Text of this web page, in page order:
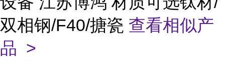
双相钢/F40/搪瓷 查看相似产
品 >